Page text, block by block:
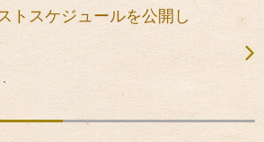
トスケジュールを公開し